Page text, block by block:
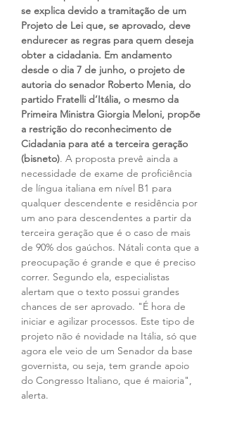
se explica devido a tramitação de um
Projeto de Lei que, se aprovado, deve
endurecer as regras para quem deseja
obter a cidadania. Em andamento
desde o dia 7 de junho, o projeto de
autoria do senador Roberto Menia, do
partido Fratelli d’Itália, o mesmo da
Primeira Ministra Giorgia Meloni, propõe
a restrição do reconhecimento de
Cidadania para até a terceira geração
(bisneto). A proposta prevê ainda a
necessidade de exame de proficiência
de língua italiana em nível B1 para
qualquer descendente e residência por
um ano para descendentes a partir da
terceira geração que é o caso de mais
de 90% dos gaúchos. Nátali conta que a
preocupação é grande e que é preciso
correr. Segundo ela, especialistas
alertam que o texto possui grandes
chances de ser aprovado. "É hora de
iniciar e agilizar processos. Este tipo de
projeto não é novidade na Itália, só que
agora ele veio de um Senador da base
governista, ou seja, tem grande apoio
do Congresso Italiano, que é maioria",
alerta.